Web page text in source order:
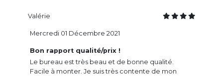
Valérie
Bon rapport qualité/prix !
Le bureau est très beau et de bonne qualité.
Facile à monter. Je suis très contente de mon
Mercredi 01 Décembre 2021